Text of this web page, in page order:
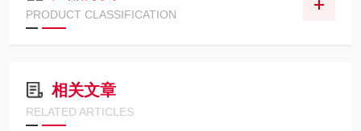
PRODUCT CLASSIFICATION
相关文章
RELATED ARTICLES